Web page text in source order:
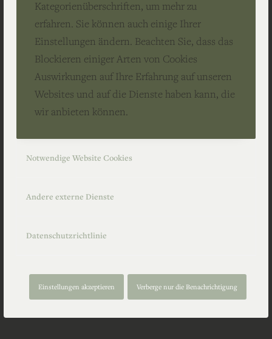
Kategorienüberschriften, um mehr zu
erfahren. Sie können auch einige Ihrer
Einstellungen ändern. Beachten Sie, dass das
Blockieren einiger Arten von Cookies
Auswirkungen auf Ihre Erfahrung auf unseren
Websites und auf die Dienste haben kann, die
wir anbieten können.
Notwendige Website Cookies
Andere externe Dienste
Datenschutzrichtlinie
Einstellungen akzeptieren Verberge nur die Benachrichtigung
OBERSTDORF.